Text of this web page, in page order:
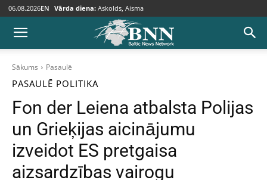
06.08.2026EN Vārda diena: Askolds, Aisma
Sākums Pasaulē
PASAULĒ POLITIKA
Fon der Leiena atbalsta Polijas
un Grieķijas aicinājumu
izveidot ES pretgaisa
aizsardzības vairogu